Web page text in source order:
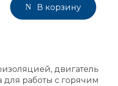
В корзину
двигатель
для работы с горячим